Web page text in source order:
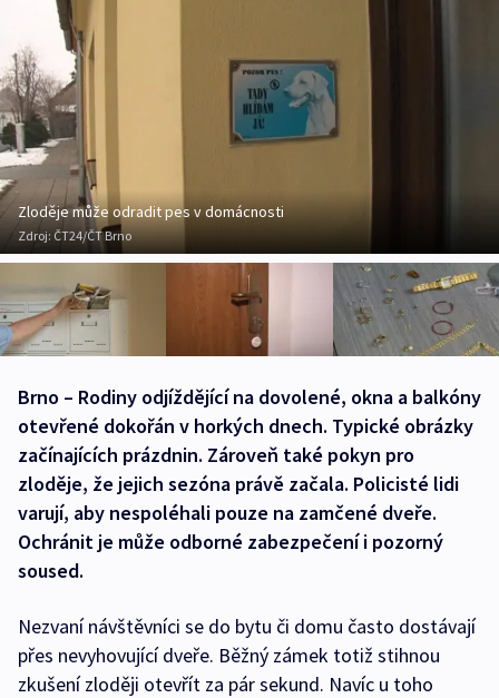
Zloděje může odradit pes v domácnosti
Zdroj: ČT24/ČT Brno
Brno – Rodiny odjíždějící na dovolené, okna a balkóny
otevřené dokořán v horkých dnech. Typické obrázky
začínajících prázdnin. Zároveň také pokyn pro
zloděje, že jejich sezóna právě začala. Policisté lidi
varují, aby nespoléhali pouze na zamčené dveře.
Ochránit je může odborné zabezpečení i pozorný
soused.
Nezvaní návštěvníci se do bytu či domu často dostávají
přes nevyhovující dveře. Běžný zámek totiž stihnou
zkušení zloději otevřít za pár sekund. Navíc u toho